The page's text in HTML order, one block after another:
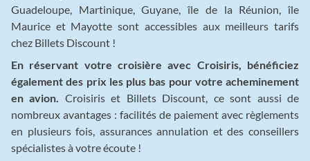
Guadeloupe, Martinique, Guyane, île de la Réunion, île
Maurice et Mayotte sont accessibles aux meilleurs tarifs
chez Billets Discount !
En réservant votre croisière avec Croisiris, bénéficiez
également des prix les plus bas pour votre acheminement
en avion.
Croisiris et Billets Discount, ce sont aussi de
nombreux avantages : facilités de paiement avec règlements
en plusieurs fois, assurances annulation et des conseillers
spécialistes à votre écoute !